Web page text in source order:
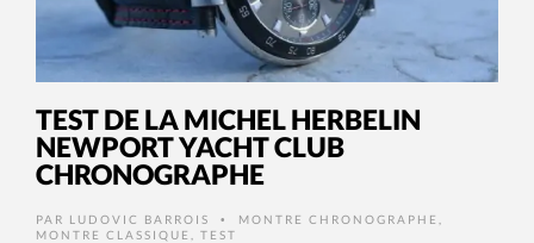
TEST DE LA MICHEL HERBELIN
NEWPORT YACHT CLUB
CHRONOGRAPHE
PAR LUDOVIC BARROIS • MONTRE CHRONOGRAPHE
MONTRE CLASSIQUE
TEST